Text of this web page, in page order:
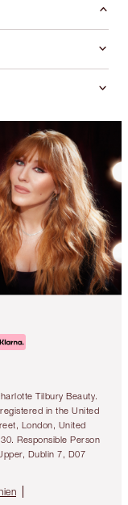
Tilbury Beauty.
in the United
London, United
Responsible Person
Dublin 7, D07